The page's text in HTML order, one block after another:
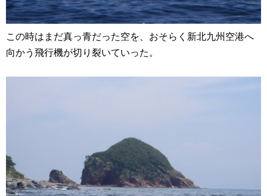
この時はまだ真っ青だった空を、おそらく新北九州空港へ
向かう飛行機が切り裂いていった。